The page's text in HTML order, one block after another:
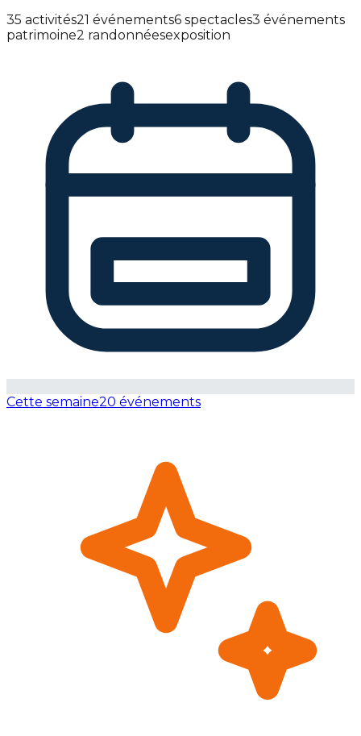
35 activités21 événements6 spectacles3 événements
patrimoine2 randonnéesexposition
Cette semaine20 événements